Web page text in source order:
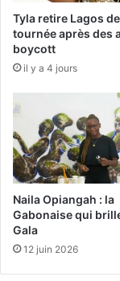
Tyla retire Lagos
tournée après des
boycott
il y a 4 jours
Naila Opiangah : la
Gabonaise qui
Gala
12 juin 2026